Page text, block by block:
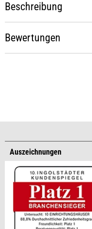
Beschreibung
Bewertungen
Auszeichnungen